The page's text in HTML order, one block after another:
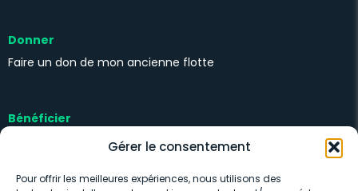
Gérer le consentement
Pour offrir les meilleures expériences, nous utilisons des
Donner
Faire un don de mon ancienne flotte
Bénéficier